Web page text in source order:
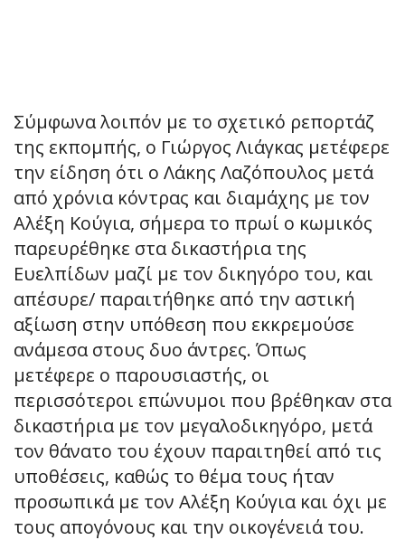
Σύμφωνα λοιπόν με το σχετικό ρεπορτάζ
της εκπομπής, ο Γιώργος Λιάγκας μετέφερε
την είδηση ότι ο Λάκης Λαζόπουλος μετά
από χρόνια κόντρας και διαμάχης με τον
Αλέξη Κούγια, σήμερα το πρωί ο κωμικός
παρευρέθηκε στα δικαστήρια της
Ευελπίδων μαζί με τον δικηγόρο του, και
απέσυρε/ παραιτήθηκε από την αστική
αξίωση στην υπόθεση που εκκρεμούσε
ανάμεσα στους δυο άντρες. Όπως
μετέφερε ο παρουσιαστής, οι
περισσότεροι επώνυμοι που βρέθηκαν στα
δικαστήρια με τον μεγαλοδικηγόρο, μετά
τον θάνατο του έχουν παραιτηθεί από τις
υποθέσεις, καθώς το θέμα τους ήταν
προσωπικά με τον Αλέξη Κούγια και όχι με
τους απογόνους και την οικογένειά του.